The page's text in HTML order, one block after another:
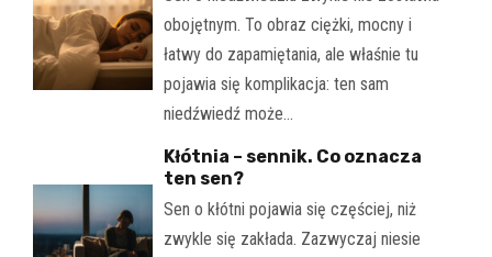
obojętnym. To obraz ciężki, mocny i
łatwy do zapamiętania, ale właśnie tu
pojawia się komplikacja: ten sam
niedźwiedź może…
Kłótnia – sennik. Co oznacza
ten sen?
Sen o kłótni pojawia się częściej, niż
zwykle się zakłada. Zazwyczaj niesie